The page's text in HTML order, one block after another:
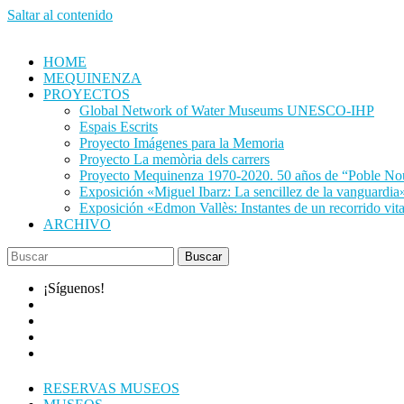
Saltar al contenido
HOME
MEQUINENZA
PROYECTOS
Global Network of Water Museums UNESCO-IHP
Espais Escrits
Proyecto Imágenes para la Memoria
Proyecto La memòria dels carrers
Proyecto Mequinenza 1970-2020. 50 años de “Poble
Exposición «Miguel Ibarz: La sencillez de la
Exposición «Edmon Vallès: Instantes de un recorrido
ARCHIVO
¡Síguenos!
RESERVAS MUSEOS